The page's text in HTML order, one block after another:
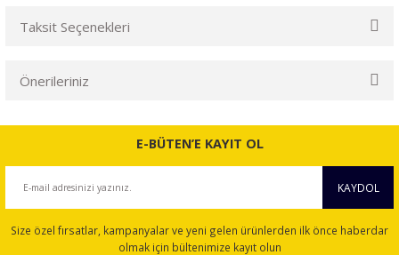
Taksit Seçenekleri
Önerileriniz
Bu ürünün fiyat bilgisi, resim, ürün açıklamalarında ve diğer
konularda yetersiz gördüğünüz noktaları öneri formunu
Ürün açıklamasında eksik bilgiler bulunuyor.
E-BÜTEN’E KAYIT OL
KAYDOL
Size özel fırsatlar, kampanyalar ve yeni gelen ürünlerden ilk önce haberdar
olmak için bültenimize kayıt olun